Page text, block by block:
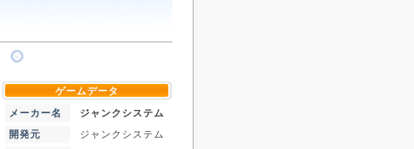
ゲームデータ
メーカー名
ジャンクシステム
開発元
ジャンクシステム